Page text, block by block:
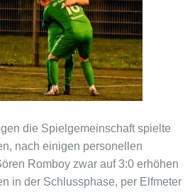
die Spielgemeinschaft spielte
nach einigen personellen
Romboy zwar auf 3:0 erhöhen
in der Schlussphase, per Elfmeter